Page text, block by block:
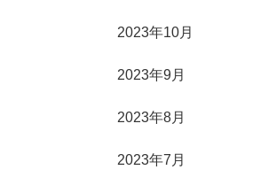
2023年10月
2023年9月
2023年8月
2023年7月